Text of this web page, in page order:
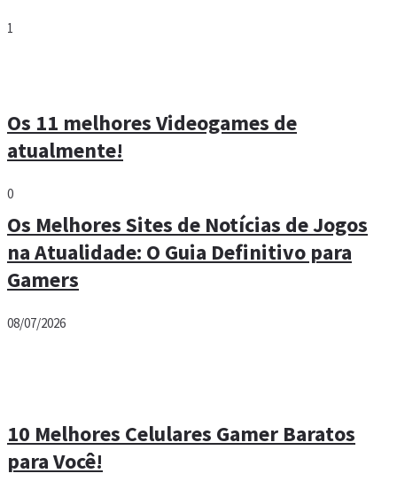
1
Os 11 melhores Videogames de
atualmente!
0
Os Melhores Sites de Notícias de Jogos
na Atualidade: O Guia Definitivo para
Gamers
08/07/2026
10 Melhores Celulares Gamer Baratos
para Você!